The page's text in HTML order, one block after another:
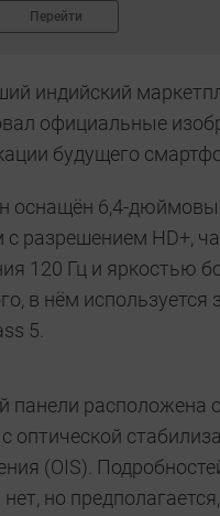
Перейти
индийский
официальные
будущего
оснащён 6,4-
с разрешением HD+,
120 Гц и яркостью
в нём используется
5.
панели расположена
оптической
(OIS).
но